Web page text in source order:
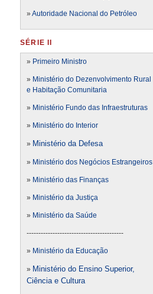
» Autoridade Nacional do Petróleo
SÉRIE II
» Primeiro Ministro
» Ministério do Dezenvolvimento Rural
e Habitação Comunitaria
» Ministério Fundo das Infraestruturas
» Ministério do Interior
» Ministério da Defesa
» Ministério dos Negócios Estrangeiros
» Ministério das Finanças
» Ministério da Justiça
» Ministério da Saúde
-----------------------------------------
» Ministério da Educação
» Ministério do Ensino Superior,
Ciência e Cultura